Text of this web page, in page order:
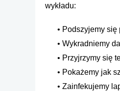
wykładu:
Podszyjemy się
Wykradniemy
Przyjrzymy się
Pokażemy jak
Zainfekujemy